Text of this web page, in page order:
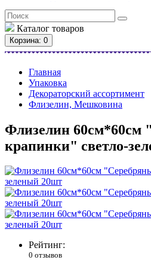
Каталог товаров
Корзина: 0
Главная
Упаковка
Декораторский ассортимент
Флизелин, Мешковина
Флизелин 60см*60см
крапинки" светло-
Рейтинг:
0 отзывов